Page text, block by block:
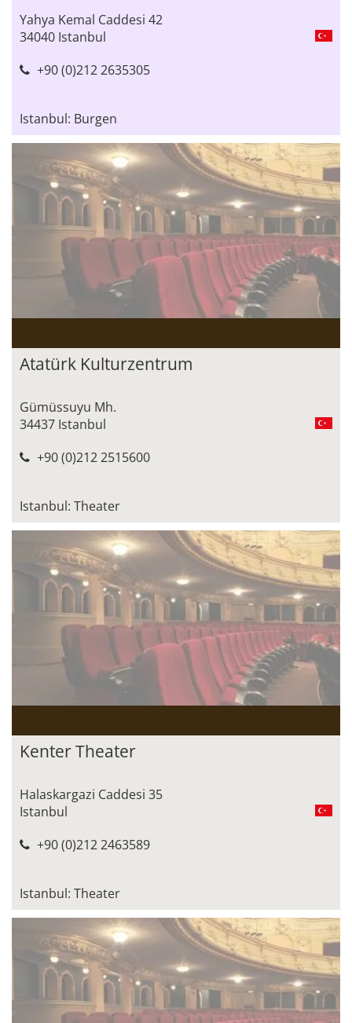
Yahya Kemal Caddesi 42
34040 Istanbul
+90 (0)212 2635305
Istanbul: Burgen
Atatürk Kulturzentrum
Gümüssuyu Mh.
34437 Istanbul
+90 (0)212 2515600
Istanbul: Theater
Kenter Theater
Halaskargazi Caddesi 35
Istanbul
+90 (0)212 2463589
Istanbul: Theater